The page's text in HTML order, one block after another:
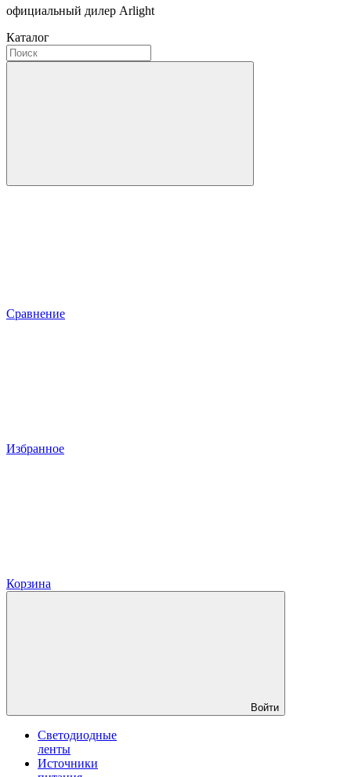
официальный дилер Arlight
Каталог
Сравнение
Избранное
Корзина
Войти
Светодиодные
ленты
Источники